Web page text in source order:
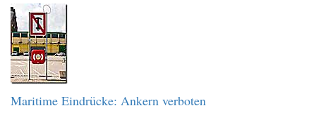
Maritime Eindrücke: Ankern verboten